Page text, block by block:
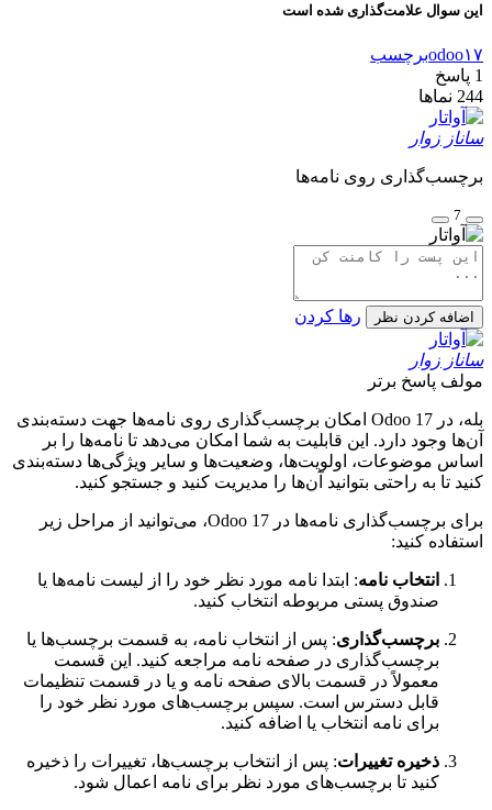
این سوال علامت‌گذاری شده است
odoo۱۷برچسب
1 پاسخ
244 نماها
ساناز زوار
برچسب‌گذاری روی نامه‌ها
7
اضافه کردن نظر رها کردن
ساناز زوار
مولف پاسخ برتر
بله، در Odoo 17 امکان برچسب‌گذاری روی نامه‌ها جهت دسته‌بندی
آن‌ها وجود دارد. این قابلیت به شما امکان می‌دهد تا نامه‌ها را بر
اساس موضوعات، اولویت‌ها، وضعیت‌ها و سایر ویژگی‌ها دسته‌بندی
کنید تا به راحتی بتوانید آن‌ها را مدیریت کنید و جستجو کنید.
برای برچسب‌گذاری نامه‌ها در Odoo 17، می‌توانید از مراحل زیر
استفاده کنید:
انتخاب نامه: ابتدا نامه مورد نظر خود را از لیست نامه‌ها یا
صندوق پستی مربوطه انتخاب کنید.
برچسب‌گذاری: پس از انتخاب نامه، به قسمت برچسب‌ها یا
برچسب‌گذاری در صفحه نامه مراجعه کنید. این قسمت
معمولاً در قسمت بالای صفحه نامه و یا در قسمت تنظیمات
قابل دسترس است. سپس برچسب‌های مورد نظر خود را
برای نامه انتخاب یا اضافه کنید.
ذخیره تغییرات: پس از انتخاب برچسب‌ها، تغییرات را ذخیره
کنید تا برچسب‌های مورد نظر برای نامه اعمال شود.